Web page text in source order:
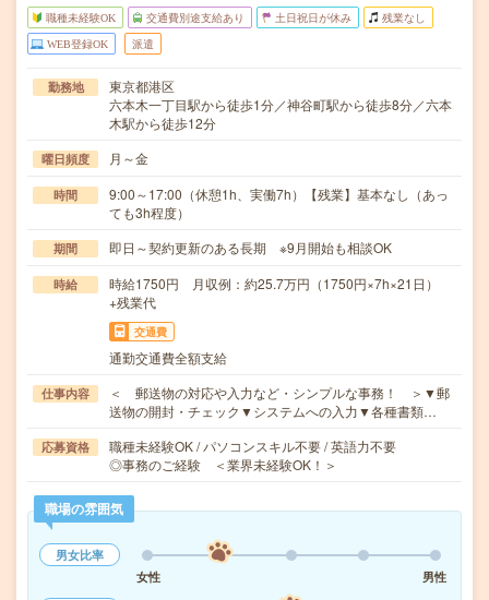
職種未経験OK 交通費別途支給あり 土日祝日が休み 残業なし
WEB登録OK 派遣
勤務地
東京都港区
六本木一丁目駅から徒歩1分／神谷町駅から徒歩8分／六本
木駅から徒歩12分
曜日頻度 月～金
時間
9:00～17:00（休憩1h、実働7h）【残業】基本なし（あっ
ても3h程度）
期間 即日～契約更新のある長期 ※9月開始も相談OK
時給
時給1750円 月収例：約25.7万円（1750円×7h×21日）
+残業代
交通費
通勤交通費全額支給
仕事内容
＜ 郵送物の対応や入力など・シンプルな事務！ ＞▼郵
送物の開封・チェック▼システムへの入力▼各種書類…
応募資格
職種未経験OK / パソコンスキル不要 / 英語力不要
◎事務のご経験 ＜業界未経験OK！＞
職場の雰囲気
男女比率
女性
男性